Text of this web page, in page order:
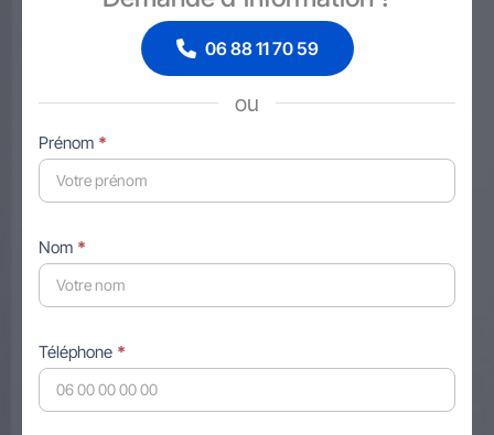
06 88 11 70 59
ou
Formulaire
simple
avec
Prénom *
Nom *
Téléphone *